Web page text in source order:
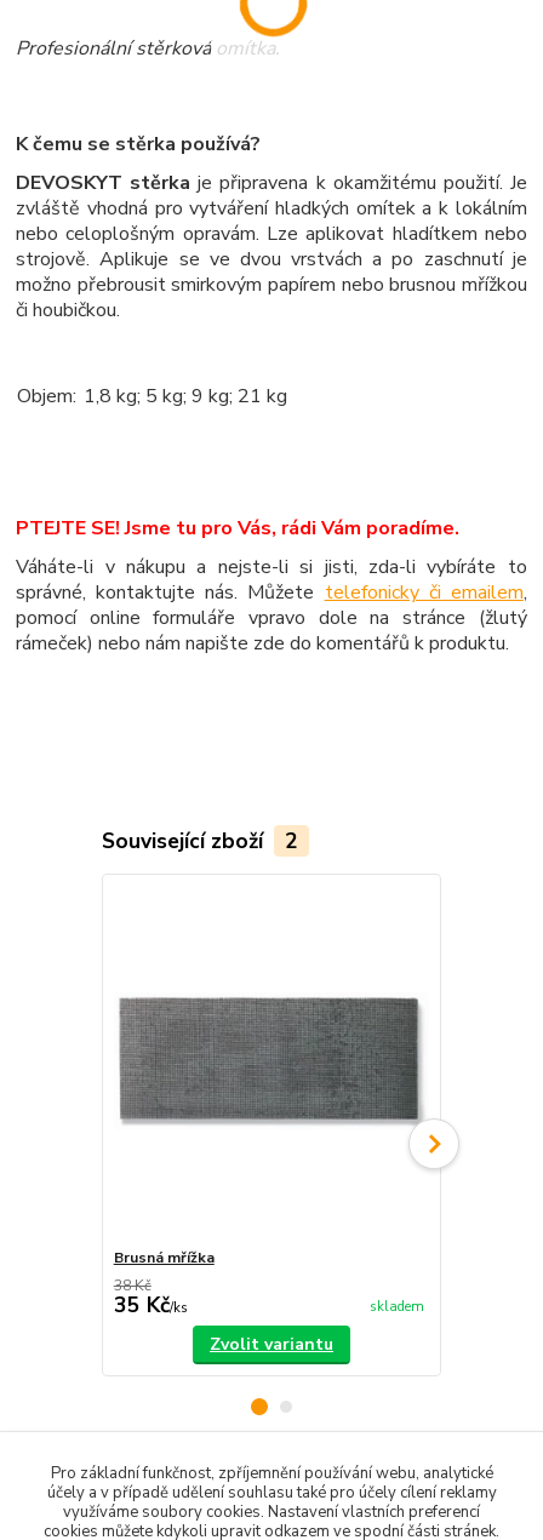
Profesionální stěrková omítka.
K čemu se stěrka používá?
DEVOSKYT stěrka je připravena k okamžitému použití. Je
zvláště vhodná pro vytváření hladkých omítek a k lokálním
nebo celoplošným opravám. Lze aplikovat hladítkem nebo
strojově. Aplikuje se ve dvou vrstvách a po zaschnutí je
možno přebrousit smirkovým papírem nebo brusnou mřížkou
či houbičkou.
Objem: 1,8 kg; 5 kg; 9 kg; 21 kg
PTEJTE SE! Jsme tu pro Vás, rádi Vám poradíme.
Váháte-li v nákupu a nejste-li si jisti, zda-li vybíráte to
správné, kontaktujte nás. Můžete telefonicky či emailem,
pomocí online formuláře vpravo dole na stránce (žlutý
rámeček) nebo nám napište zde do komentářů k produktu.
Související zboží 2
Brusná mřížka
38 Kč
35 Kč/ks skladem
Zvolit variantu
Zboží zařazeno v kategoriích
Stěrkové hmoty
Pro základní funkčnost, zpříjemnění používání webu, analytické
účely a v případě udělení souhlasu také pro účely cílení reklamy
využíváme soubory cookies. Nastavení vlastních preferencí
cookies můžete kdykoli upravit odkazem ve spodní části stránek.